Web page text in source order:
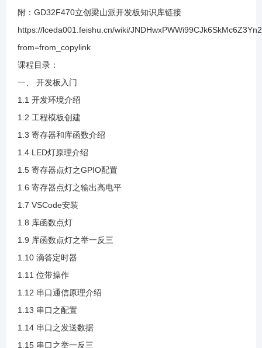
1.15 串口之举一反三
1.16 独立按键原理介绍
1.19 外部中断按键点灯
1.20 定时器原理介绍
附：GD32F470立创梁山派开发板知识库链接
https://lceda001.feishu.cn/wiki/
from=from_copylink
课程目录：
一、 开发板入门
1.1 开发环境介绍
1.2 工程模板创建
1.3 寄存器和库函数介绍
1.4 LED灯原理介绍
1.5 寄存器点灯之GPIO配置
1.6 寄存器点灯之输出高电平
1.7 VSCode安装
1.8 库函数点灯
1.9 库函数点灯之举一反三
1.10 滴答定时器
1.11 位带操作
1.12 串口通信原理介绍
1.13 串口之配置
1.14 串口之发送数据
1.15 串口之举一反三